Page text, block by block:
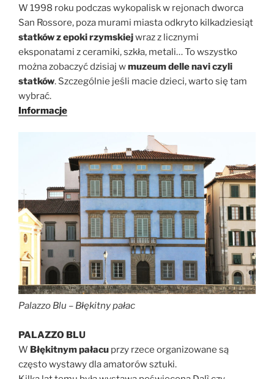
W 1998 roku podczas wykopalisk w rejonach dworca
San Rossore, poza murami miasta odkryto kilkadziesiąt
statków z epoki rzymskiejwraz z licznymi
eksponatami z ceramiki, szkła, metali… To wszystko
można zobaczyć dzisiaj wmuzeum delle navi czyli
statków. Szczególnie jeśli macie dzieci, warto się tam
wybrać.
Informacje
Palazzo Blu – Błękitny pałac
PALAZZO BLU
W Błękitnym pałacu przy rzece organizowane są
często wystawy dla amatorów sztuki.